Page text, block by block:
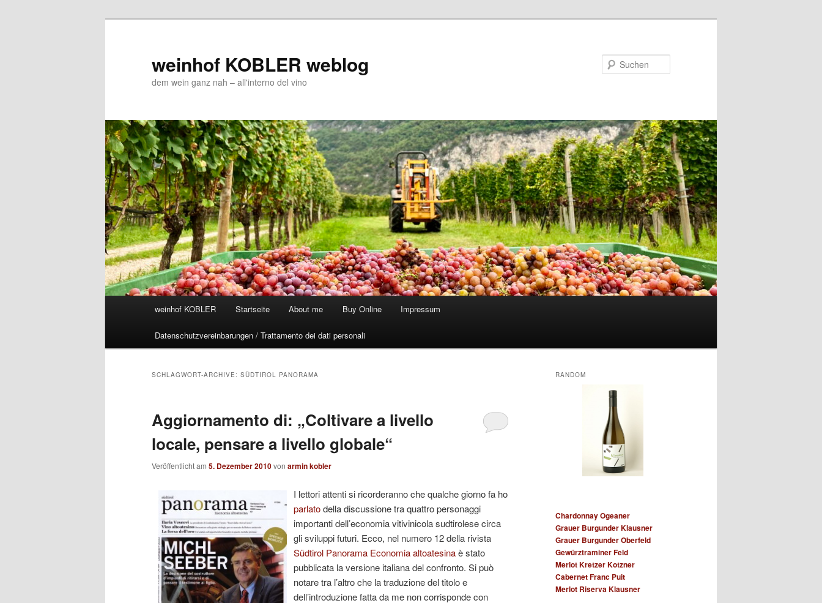
weinhof KOBLER weblog
dem wein ganz nah – all'interno del vino
weinhof KOBLER Startseite About me Buy Online Impressum
Datenschutzvereinbarungen / Trattamento dei dati personali
SCHLAGWORT-ARCHIVE: SÜDTIROL PANORAMA
Aggiornamento di: „Coltivare a livello
locale, pensare a livello globale“
Veröffentlicht am 5. Dezember 2010von armin kobler
I lettori attenti si ricorderanno che qualche giorno fa ho
parlatodella discussione tra quattro personaggi
importanti dell’economia vitivinicola sudtirolese circa
gli sviluppi futuri. Ecco, nel numero 12 della rivista
Südtirol Panorama Economia altoatesinaè stato
pubblicata la versione italiana del confronto. Si può
notare tra l’altro che la traduzione del titolo e
dell’introduzione fatta da me non corrisponde con
RANDOM
Chardonnay Ogeaner
Grauer Burgunder Klausner
Grauer Burgunder Oberfeld
Gewürztraminer Feld
Merlot Kretzer Kotzner
Cabernet Franc Puit
Merlot Riserva Klausner